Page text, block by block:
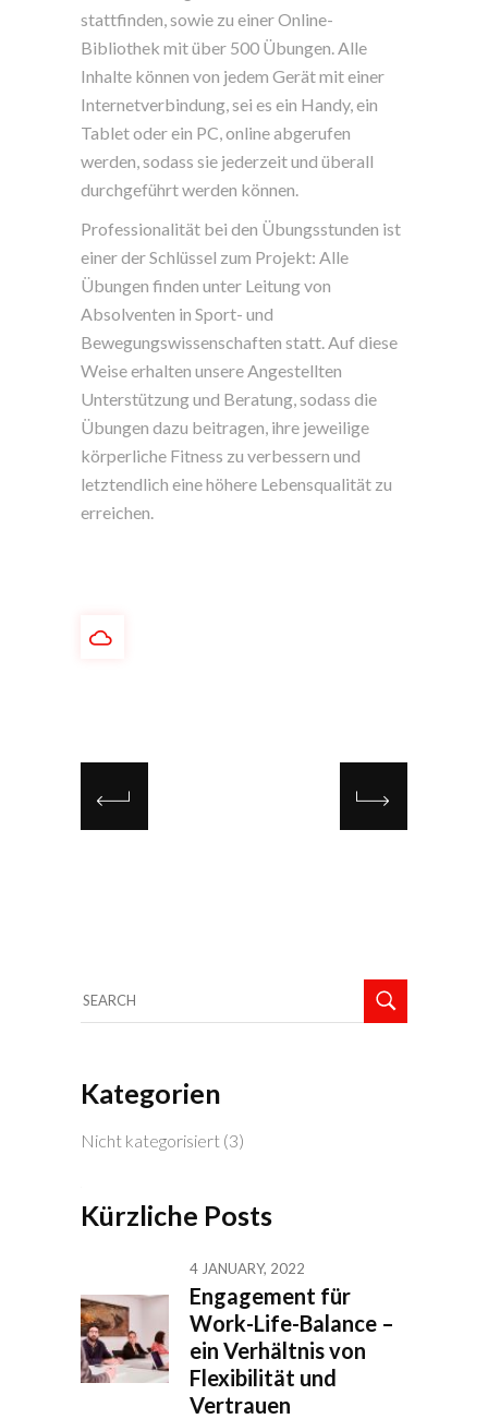
stattfinden, sowie zu einer Online-
Bibliothek mit über 500 Übungen. Alle
Inhalte können von jedem Gerät mit einer
Internetverbindung, sei es ein Handy, ein
Tablet oder ein PC, online abgerufen
werden, sodass sie jederzeit und überall
durchgeführt werden können.
Professionalität bei den Übungsstunden ist
einer der Schlüssel zum Projekt: Alle
Übungen finden unter Leitung von
Absolventen in Sport- und
Bewegungswissenschaften statt. Auf diese
Weise erhalten unsere Angestellten
Unterstützung und Beratung, sodass die
Übungen dazu beitragen, ihre jeweilige
körperliche Fitness zu verbessern und
letztendlich eine höhere Lebensqualität zu
erreichen.
Kategorien
Nicht kategorisiert (3)
Kürzliche Posts
4 JANUARY, 2022
Engagement für
Work-Life-Balance –
ein Verhältnis von
Flexibilität und
Vertrauen